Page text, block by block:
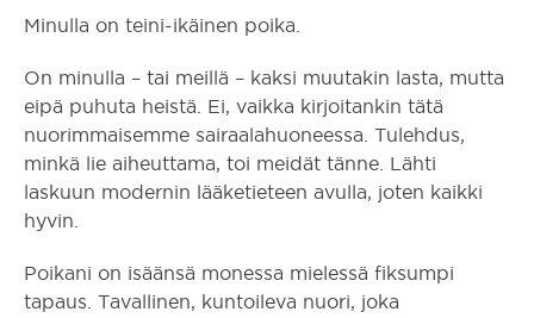
Minulla on teini-ikäinen poika.
On minulla – tai meillä – kaksi muutakin lasta, mutta
eipä puhuta heistä. Ei, vaikka kirjoitankin tätä
nuorimmaisemme sairaalahuoneessa. Tulehdus,
minkä lie aiheuttama, toi meidät tänne. Lähti
laskuun modernin lääketieteen avulla, joten kaikki
hyvin.
Poikani on isäänsä monessa mielessä fiksumpi
tapaus. Tavallinen, kuntoileva nuori, joka